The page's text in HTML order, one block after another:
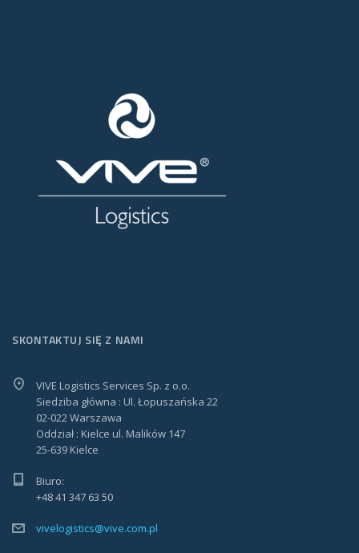
SKONTAKTUJ SIĘ Z NAMI
VIVE Logistics Services Sp. z o.o.
Siedziba główna : Ul. Łopuszańska 22
02-022 Warszawa
Oddział : Kielce ul. Malików 147
25-639 Kielce
Biuro:
+48 41 347 63 50
vivelogistics@vive.com.pl